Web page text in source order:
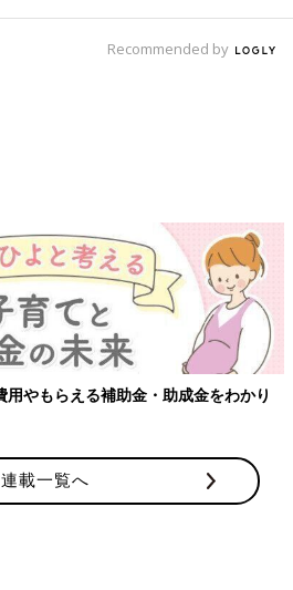
Recommended by
【ワクチン接種できるものも】妊婦の
連載一覧へ